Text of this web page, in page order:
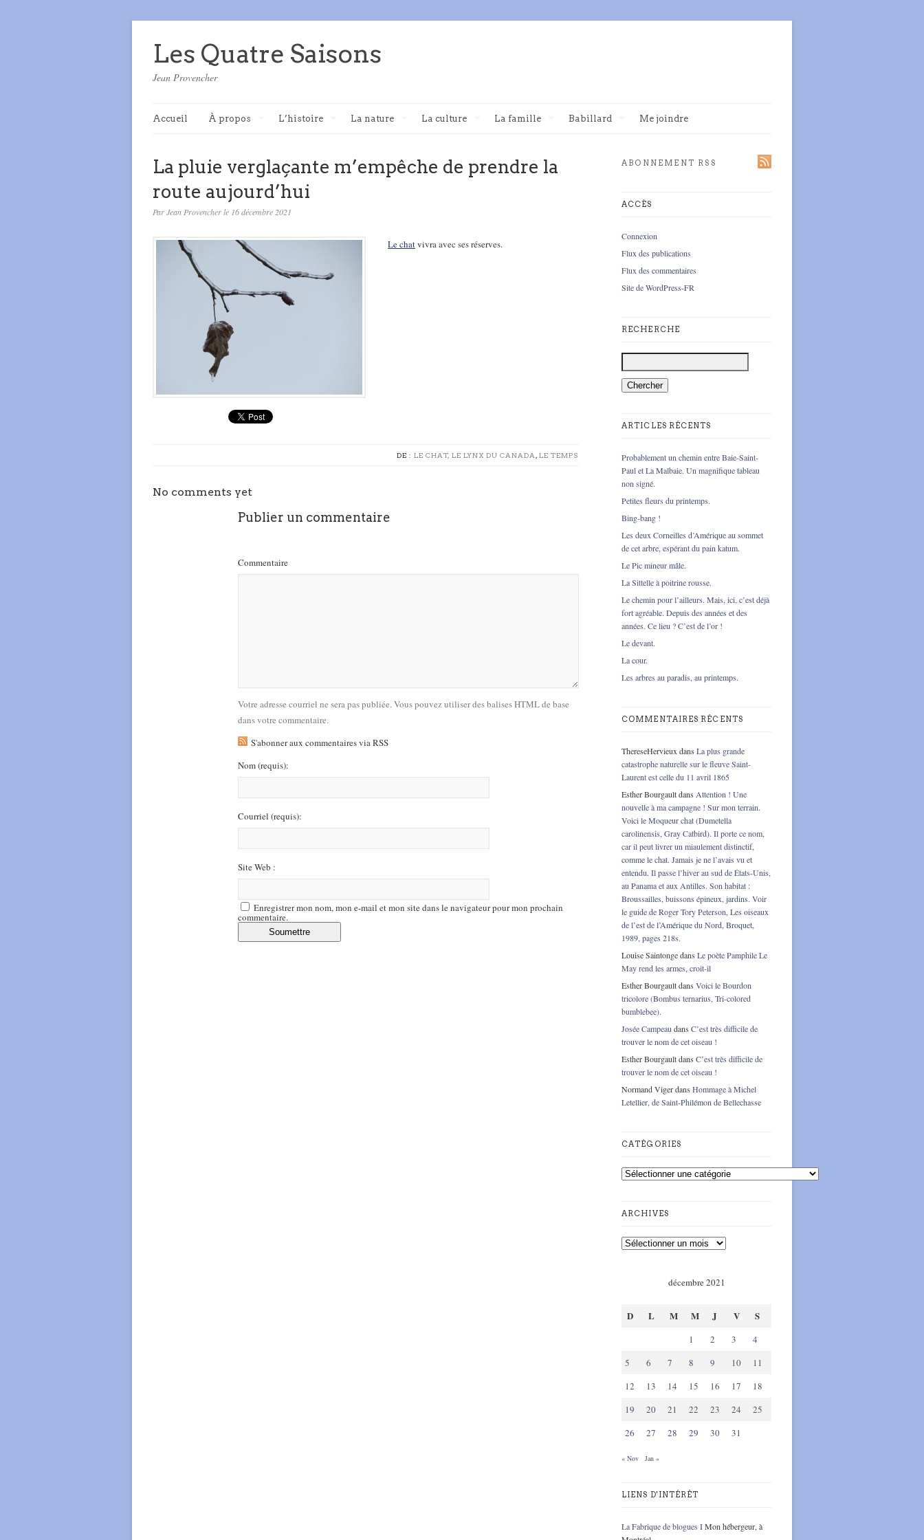
Les Quatre Saisons
Jean Provencher
Accueil À propos L’histoire La nature La culture La famille Babillard Me joindre
La pluie verglaçante m’empêche de prendre la
route aujourd’hui
Par Jean Provencher le 16 décembre 2021
Le chatvivra avec ses réserves.
DE : LE CHAT, LE LYNX DU CANADA , LE TEMPS
No comments yet
Publier un commentaire
Commentaire
Votre adresse courriel ne sera pas publiée. Vous pouvez utiliser des balises HTML de base
dans votre commentaire.
S'abonner aux commentaires via RSS
Nom(requis):
Courriel (requis):
Site Web :
Enregistrer mon nom, mon e-mail et mon site dans le navigateur pour mon prochain
commentaire.
ABONNEMENT RSS
ACCÈS
Connexion
Flux des publications
Flux des commentaires
Site de WordPress-FR
RECHERCHE
ARTICLES RÉCENTS
Probablement un chemin entre Baie-Saint-
Paul et La Malbaie. Un magnifique tableau
non signé.
Petites fleurs du printemps.
Bing-bang !
Les deux Corneilles d’Amérique au sommet
de cet arbre, espérant du pain katum.
Le Pic mineur mâle.
La Sittelle à poitrine rousse.
Le chemin pour l’ailleurs. Mais, ici, c’est déjà
fort agréable. Depuis des années et des
années. Ce lieu ? C’est de l’or !
Le devant.
La cour.
Les arbres au paradis, au printemps.
COMMENTAIRES RÉCENTS
ThereseHervieux dans La plus grande
catastrophe naturelle sur le fleuve Saint-
Laurent est celle du 11 avril 1865
Esther Bourgaultdans Attention ! Une
nouvelle à ma campagne ! Sur mon terrain.
Voici le Moqueur chat (Dumetella
carolinensis, Gray Catbird). Il porte ce nom,
car il peut livrer un miaulement distinctif,
comme le chat. Jamais je ne l’avais vu et
entendu. Il passe l’hiver au sud de États-Unis,
au Panama et aux Antilles. Son habitat :
Broussailles, buissons épineux, jardins. Voir
le guide de Roger Tory Peterson, Les oiseaux
de l’est de l’Amérique du Nord, Broquet,
1989, pages 218s.
Louise Saintongedans Le poète Pamphile Le
May rend les armes, croit-il
Esther Bourgaultdans Voici le Bourdon
tricolore (Bombus ternarius, Tri-colored
bumblebee).
Josée Campeau dans C’est très difficile de
trouver le nom de cet oiseau !
Esther Bourgaultdans C’est très difficile de
trouver le nom de cet oiseau !
Normand Vigerdans Hommage à Michel
Letellier, de Saint-Philémon de Bellechasse
CATÉGORIES
ARCHIVES
décembre 2021
D L M M J V S
1 2 3
4
5
6 7 8 9 10
11
12
13 14 15 16 17
18
19
20 21 22 23 24
25
26
27 28 29 30 31
« Nov Jan »
LIENS D'INTÉRÊT
La Fabrique de blogues IMon hébergeur, à